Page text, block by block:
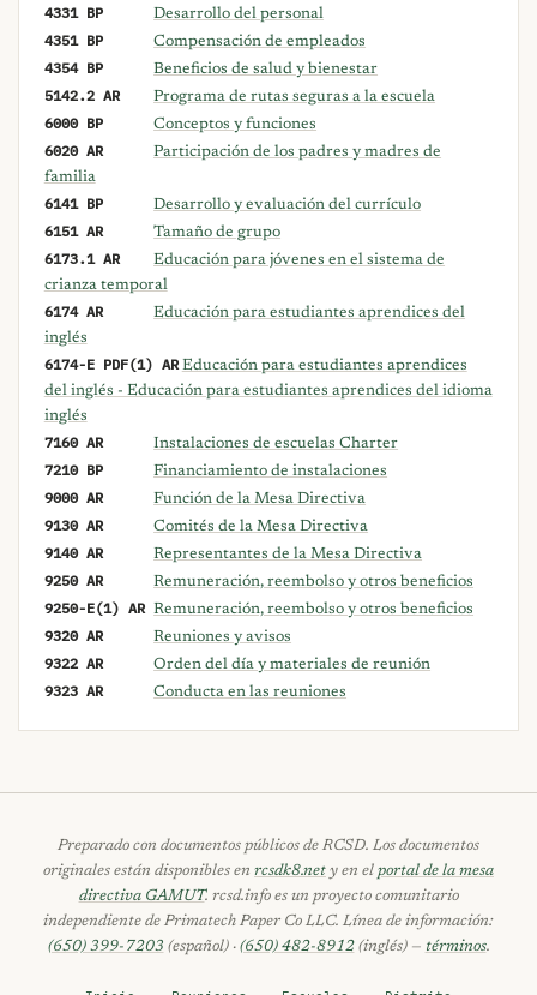
4331 BP Desarrollo del personal
4351 BP Compensación de empleados
4354 BP Beneficios de salud y bienestar
5142.2 AR Programa de rutas seguras a la escuela
6000 BP Conceptos y funciones
6020 AR
Participación de los padres y madres de
familia
6141 BP Desarrollo y evaluación del currículo
6151 AR Tamaño de grupo
6173.1 AR
Educación para jóvenes en el sistema de
crianza temporal
6174 AR
Educación para estudiantes aprendices del
inglés
6174-E PDF(1) AR Educación para estudiantes aprendices
del inglés - Educación para estudiantes aprendices del idioma
inglés
7160 AR Instalaciones de escuelas Charter
7210 BP Financiamiento de instalaciones
9000 AR Función de la Mesa Directiva
9130 AR Comités de la Mesa Directiva
9140 AR Representantes de la Mesa Directiva
9250 AR Remuneración, reembolso y otros beneficios
9250-E(1) AR Remuneración, reembolso y otros beneficios
9320 AR Reuniones y avisos
9322 AR Orden del día y materiales de reunión
9323 AR Conducta en las reuniones
Preparado con documentos públicos de RCSD. Los documentos
originales están disponibles en rcsdk8.net y en el portal de la mesa
directiva GAMUT. rcsd.info es un proyecto comunitario
independiente de Primatech Paper Co LLC. Línea de información:
(650) 399-7203 (español) · (650) 482-8912(inglés) — términos.